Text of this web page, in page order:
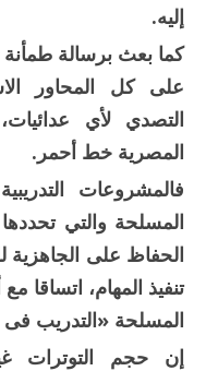
إليه.
كما بعث برسالة طمأنة
على كل المحاور
التصدي لأي
المصرية خط أحمر.
فالمشروعات
المسلحة والتي
الحفاظ على الجاهزية
تنفيذ المهام، اتساقا
المسلحة «التدريب فى
إن حجم التوترات